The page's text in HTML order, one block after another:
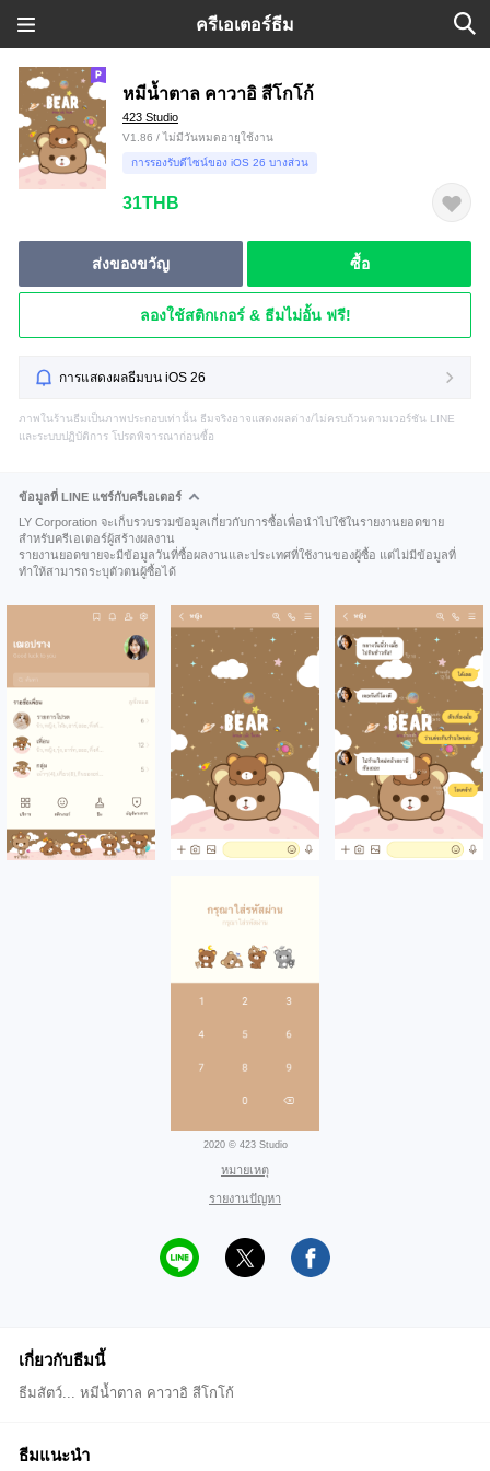
ครีเอเตอร์ธีม
หมีน้ำตาล คาวาอิ สีโกโก้
423 Studio
V1.86 / ไม่มีวันหมดอายุใช้งาน
การรองรับดีไซน์ของ iOS 26 บางส่วน
31THB
ส่งของขวัญ ซื้อ
ลองใช้สติกเกอร์ & ธีมไม่อั้น ฟรี!
การแสดงผลธีมบน iOS 26
ภาพในร้านธีมเป็นภาพประกอบเท่านั้น ธีมจริงอาจแสดงผลต่าง/ไม่ครบถ้วนตามเวอร์ชัน LINE
และระบบปฏิบัติการ โปรดพิจารณาก่อนซื้อ
ข้อมูลที่ LINE แชร์กับครีเอเตอร์
LY Corporation จะเก็บรวบรวมข้อมูลเกี่ยวกับการซื้อเพื่อนำไปใช้ในรายงานยอดขาย
สำหรับครีเอเตอร์ผู้สร้างผลงาน
รายงานยอดขายจะมีข้อมูลวันที่ซื้อผลงานและประเทศที่ใช้งานของผู้ซื้อ แต่ไม่มีข้อมูลที่
ทำให้สามารถระบุตัวตนผู้ซื้อได้
2020 © 423 Studio
หมายเหตุ
รายงานปัญหา
เกี่ยวกับธีมนี้
ธีมสัตว์... หมีน้ำตาล คาวาอิ สีโกโก้
ธีมแนะนำ